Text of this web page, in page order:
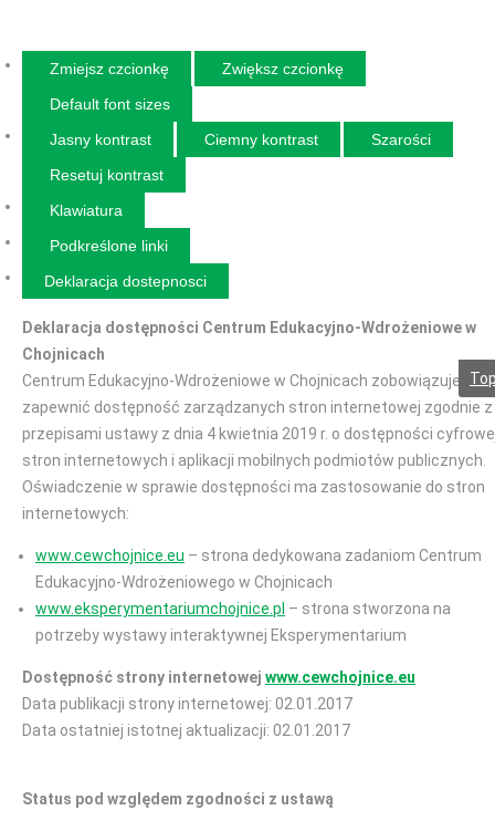
Zmiejsz czcionkę
Zwiększ czcionkę
Default font sizes
Jasny kontrast
Ciemny kontrast
Szarości
Resetuj kontrast
Klawiatura
Podkreślone linki
Deklaracja dostepnosci
Deklaracja dostępności Centrum Edukacyjno-Wdrożeniowe w
Chojnicach
Centrum Edukacyjno-Wdrożeniowe w Chojnicach zobowiązuje się
zapewnić dostępność zarządzanych stron internetowej zgodnie z
przepisami ustawy z dnia 4 kwietnia 2019 r. o dostępności
stron internetowych i aplikacji mobilnych podmiotów publicznych.
Oświadczenie w sprawie dostępności ma zastosowanie do stron
internetowych:
www.cewchojnice.eu – strona dedykowana zadaniom Centrum
Edukacyjno-Wdrożeniowego w Chojnicach
www.eksperymentariumchojnice.pl – strona stworzona na
potrzeby wystawy interaktywnej Eksperymentarium
Dostępność strony internetowej www.cewchojnice.eu
Data publikacji strony internetowej: 02.01.2017
Data ostatniej istotnej aktualizacji: 02.01.2017
Status pod względem zgodności z ustawą